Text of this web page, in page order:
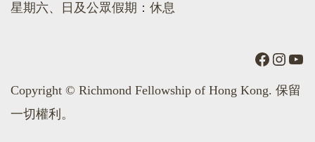
星期六、日及公眾假期：休息
Copyright © Richmond Fellowship of Hong Kong. 保留
一切權利。